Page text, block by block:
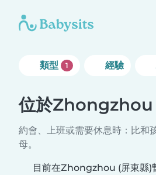
類型 1 經驗
位於Zhongzhou
約會、上班或需要休息時：比和
母。
目前在Zhongzhou (屏東縣)